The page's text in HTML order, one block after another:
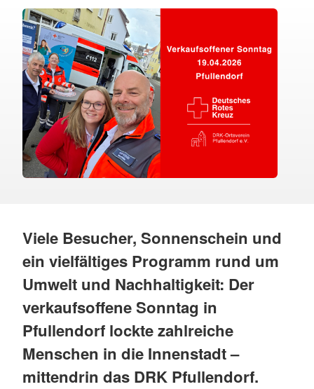
Viele Besucher, Sonnenschein und
ein vielfältiges Programm rund um
Umwelt und Nachhaltigkeit: Der
verkaufsoffene Sonntag in
Pfullendorf lockte zahlreiche
Menschen in die Innenstadt –
mittendrin das DRK Pfullendorf.